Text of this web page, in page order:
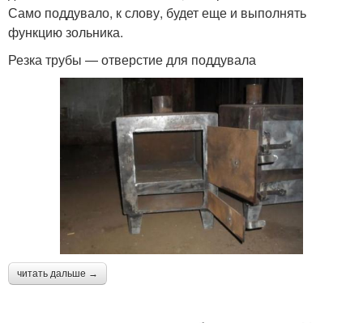
Само поддувало, к слову, будет еще и выполнять
функцию зольника.
Резка трубы — отверстие для поддувала
читать дальше →